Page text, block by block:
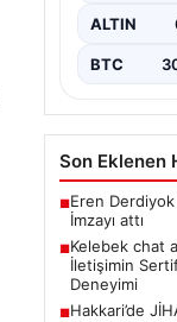
Güncel
ALTIN
BTC
Son Eklenen
■Eren Derdiyok
İmzayı attı
■Kelebek chat
İletişimin
Deneyimi
■Hakkari’de